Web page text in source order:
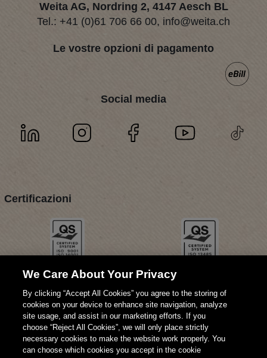
Weita AG, Nordring 2, 4147 Aesch BL
Tel.: +41 (0)61 706 66 00, info@weita.ch
Le vostre opzioni di pagamento
Social media
Certificazioni
We Care About Your Privacy
By clicking “Accept All Cookies” you agree to the storing of
cookies on your device to enhance site navigation, analyze
site usage, and assist in our marketing efforts. If you
choose “Reject All Cookies”, we will only place strictly
necessary cookies to make the website work properly. You
can choose which cookies you accept in the cookie